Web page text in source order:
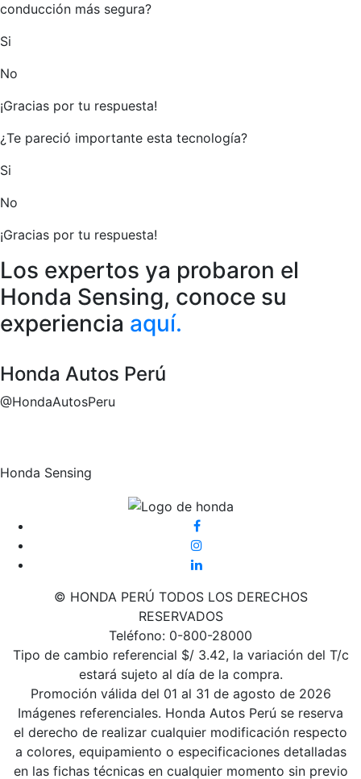
conducción más segura?
Si
No
¡Gracias por tu respuesta!
¿Te pareció importante esta tecnología?
Si
No
¡Gracias por tu respuesta!
Los expertos ya probaron el
Honda Sensing, conoce su
experiencia aquí.
Honda Autos Perú
@HondaAutosPeru
Honda Sensing
© HONDA PERÚ TODOS LOS DERECHOS
RESERVADOS
Teléfono: 0-800-28000
Tipo de cambio referencial $/ 3.42, la variación del T/c
estará sujeto al día de la compra.
Promoción válida del 01 al 31 de agosto de 2026
Imágenes referenciales. Honda Autos Perú se reserva
el derecho de realizar cualquier modificación respecto
a colores, equipamiento o especificaciones detalladas
en las fichas técnicas en cualquier momento sin previo